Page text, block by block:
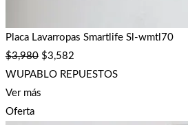
Placa Lavarropas Smartlife Sl-wmtl70
$3,980 $3,582
WUPABLO REPUESTOS
Ver más
Oferta